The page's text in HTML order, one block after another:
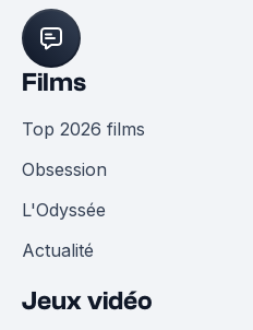
Films
Top 2026 films
Obsession
L'Odyssée
Actualité
Jeux vidéo